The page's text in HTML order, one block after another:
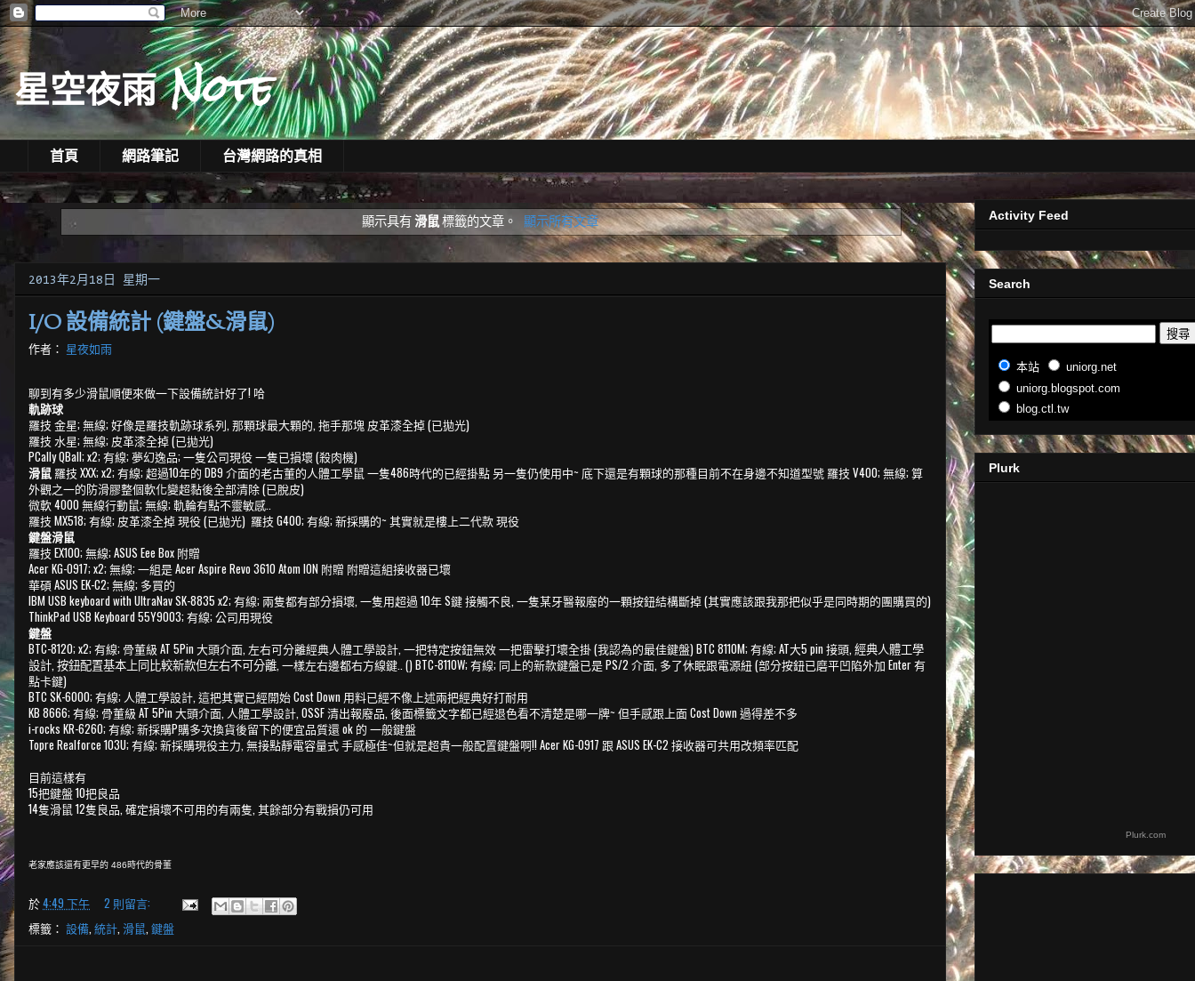
星空夜雨 Note
首頁 網路筆記 台灣網路的真相
顯示具有滑鼠標籤的文章。 顯示所有文章
2013年2月18日 星期一
I/O 設備統計 (鍵盤&滑鼠)
作者： 星夜如雨
聊到有多少滑鼠順便來做一下設備統計好了! 哈
軌跡球
羅技 金星; 無線; 好像是羅技軌跡球系列, 那顆球最大顆的, 拖手那塊 皮革漆全掉 (已拋光)
羅技 水星; 無線; 皮革漆全掉 (已拋光)
PCally QBall; x2; 有線; 夢幻逸品; 一隻公司現役 一隻已損壞 (殺肉機)
滑鼠 羅技 XXX; x2; 有線; 超過10年的 DB9 介面的老古董的人體工學鼠 一隻486時代的已經掛點 另一隻仍使用中~ 底下還是有顆球的那種目前不在身邊不知道型號 羅技 V400; 無線; 算
外觀之一的防滑膠整個軟化變超黏後全部清除 (已脫皮)
微軟 4000 無線行動鼠; 無線; 軌輪有點不靈敏感..
羅技 MX518; 有線; 皮革漆全掉 現役 (已拋光) 羅技 G400; 有線; 新採購的~ 其實就是樓上二代款 現役
鍵盤滑鼠
羅技 EX100; 無線; ASUS Eee Box 附贈
Acer KG-0917; x2; 無線; 一組是 Acer Aspire Revo 3610 Atom ION 附贈 附贈這組接收器已壞
華碩 ASUS EK-C2; 無線; 多買的
IBM USB keyboard with UltraNav SK-8835 x2; 有線; 兩隻都有部分損壞, 一隻用超過 10年 S鍵 接觸不良, 一隻某牙醫報廢的一顆按鈕結構斷掉 (其實應該跟我那把似乎是同時期的團購買的)
ThinkPad USB Keyboard 55Y9003; 有線; 公司用現役
鍵盤
BTC-8120; x2; 有線; 骨董級 AT 5Pin 大頭介面, 左右可分離經典人體工學設計, 一把特定按鈕無效 一把雷擊打壞全掛 (我認為的最佳鍵盤) BTC 8110M; 有線; AT大5 pin 接頭, 經典人體工學
設計, 按鈕配置基本上同比較新款但左右不可分離 , 一樣左右邊都右方線鍵.. () BTC-8110W; 有線; 同上的新款鍵盤已是 PS/2 介面, 多了休眠跟電源紐 (部分按鈕已磨平凹陷外加 Enter 有
點卡鍵)
BTC SK-6000; 有線; 人體工學設計, 這把其實已經開始 Cost Down 用料已經不像上述兩把經典好打耐用
KB 8666; 有線; 骨董級 AT 5Pin 大頭介面, 人體工學設計, OSSF 清出報廢品, 後面標籤文字都已經退色看不清楚是哪一牌~ 但手感跟上面 Cost Down 過得差不多
i-rocks KR-6260; 有線; 新採購P購多次換貨後留下的便宜品質還 ok 的 一般鍵盤
Topre Realforce 103U; 有線; 新採購現役主力, 無接點靜電容量式 手感極佳~但就是超貴一般配置鍵盤啊!! Acer KG-0917 跟 ASUS EK-C2 接收器可共用改頻率匹配
目前這樣有
15把鍵盤 10把良品
14隻滑鼠 12隻 良品 , 確定損壞不可用的有兩隻, 其餘部分有戰損仍可用
老家應該還有更早的 486時代的骨董
於4:49 下午
2 則留言:
標籤： 設備 統計 滑鼠 鍵盤
Activity Feed
Search
本站
uniorg.net
uniorg.blogspot.com
blog.ctl.tw
Plurk
Plurk.com